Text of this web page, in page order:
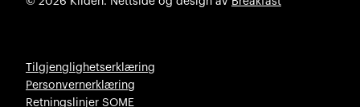
Tilgjenglighetserklæring
Personvernerklæring
Retningslinjer SOME